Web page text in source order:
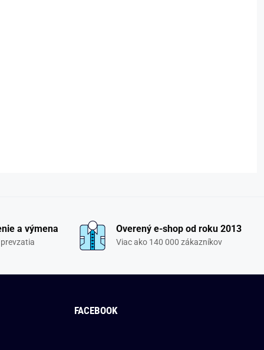
a výmena Overený e-shop od roku 2013
Viac ako 140 000 zákazníkov
FACEBOOK